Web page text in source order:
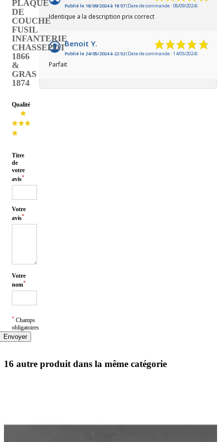
Publié le 18/09/2024 à 18:57(Date de commande : 08/09/2024)
Identique a la description prix correct
Benoit Y.
Publié le 24/05/2024 à 22:52(Date de commande : 14/05/2024)
Parfait
PLAQUE
DE
COUCHE
FUSIL
INFANTERIE
CHASSEPOT
1866
&
GRAS
1874
Qualité
Titre
de
votre
avis*
Votre
avis*
Votre
nom*
* Champs
obligatoires
Envoyer
16 autre produit dans la même catégorie